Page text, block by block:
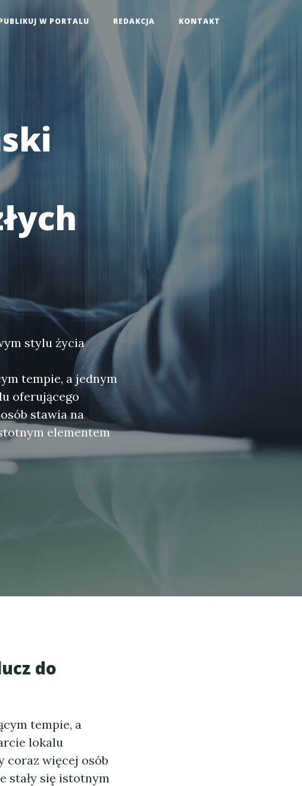
W PORTALU REDAKCJA KONTAKT
stylu życia
tempie, a jednym
oferującego
stawia na
elementem
do
tempie, a
lokalu
coraz więcej osób
stały się istotnym